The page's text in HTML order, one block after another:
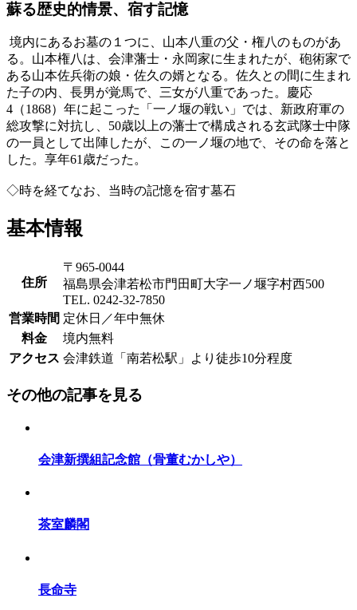
蘇る歴史的情景、宿す記憶
境内にあるお墓の１つに、山本八重の父・権八のものがあ
る。山本権八は、会津藩士・永岡家に生まれたが、砲術家で
ある山本佐兵衛の娘・佐久の婿となる。佐久との間に生まれ
た子の内、長男が覚馬で、三女が八重であった。慶応
4（1868）年に起こった「一ノ堰の戦い」では、新政府軍の
総攻撃に対抗し、50歳以上の藩士で構成される玄武隊士中隊
の一員として出陣したが、この一ノ堰の地で、その命を落と
した。享年61歳だった。
◇時を経てなお、当時の記憶を宿す墓石
基本情報
住所
〒965-0044
福島県会津若松市門田町大字一ノ堰字村西500
TEL. 0242-32-7850
営業時間 定休日／年中無休
料金
境内無料
アクセス 会津鉄道「南若松駅」より徒歩10分程度
その他の記事を見る
会津新撰組記念館（骨董むかしや）
茶室麟閣
長命寺